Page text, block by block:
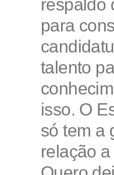
respaldo
para
talento
isso. O
só tem a
relação